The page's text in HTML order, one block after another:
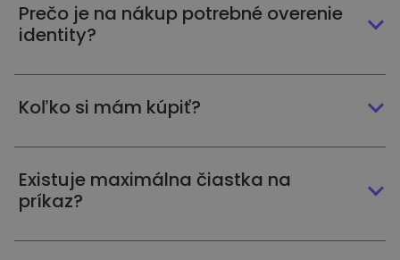
Prečo je na nákup potrebné overenie
identity?
Koľko si mám kúpiť?
Existuje maximálna čiastka na
príkaz?